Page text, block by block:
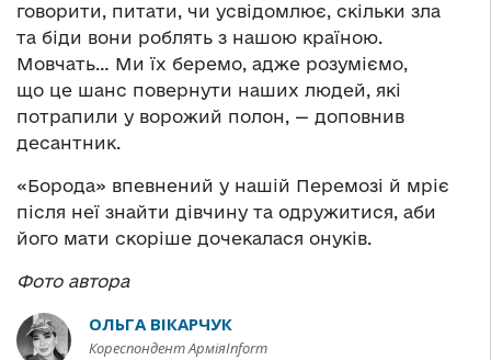
говорити, питати, чи усвідомлює, скільки зла
та біди вони роблять з нашою країною.
Мовчать… Ми їх беремо, адже розуміємо,
що це шанс повернути наших людей, які
потрапили у ворожий полон, — доповнив
десантник.
«Борода» впевнений у нашій Перемозі й мріє
після неї знайти дівчину та одружитися, аби
його мати скоріше дочекалася онуків.
Фото автора
ОЛЬГА ВІКАРЧУК
Кореспондент АрміяInform